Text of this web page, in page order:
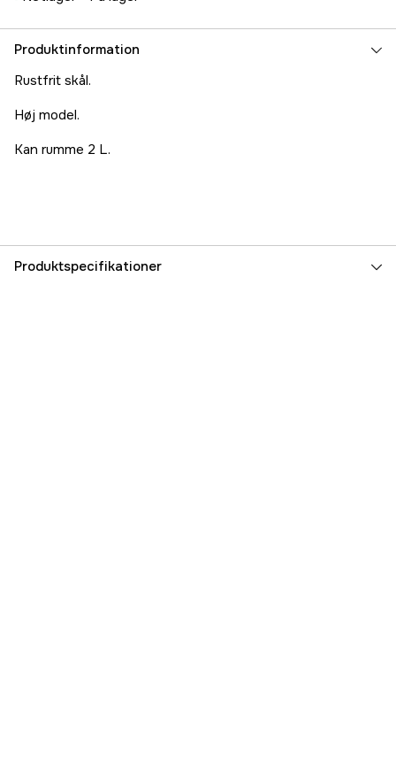
Produktinformation
Rustfrit skål.
Høj model.
Kan rumme 2 L.
Produktspecifikationer